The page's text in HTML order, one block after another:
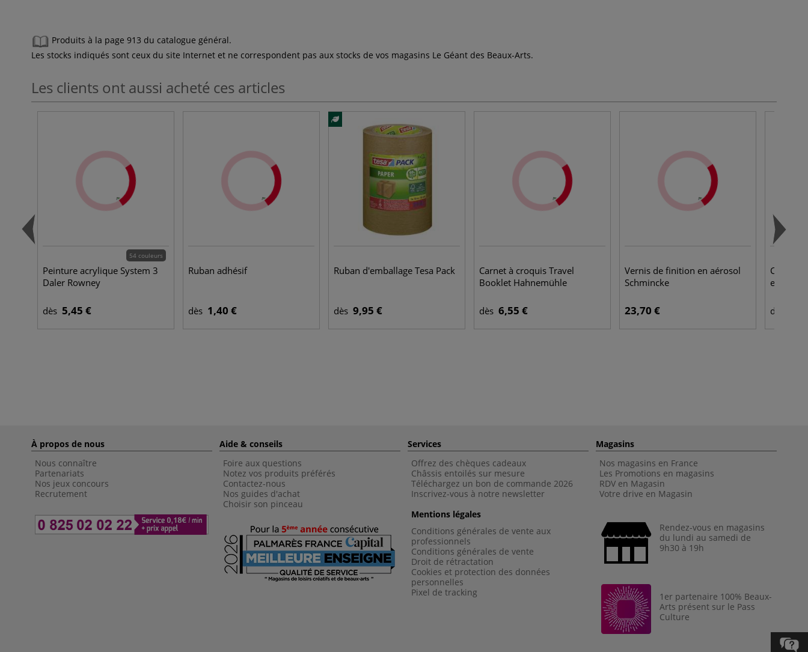
Produits à la page 913 du catalogue général.
Les stocks indiqués sont ceux du site Internet et ne correspondent pas aux stocks de vos magasins Le Géant des Beaux-Arts.
Les clients ont aussi acheté ces articles
54 couleurs
Peinture acrylique System 3
Daler Rowney
dès 5,45 €
Ruban adhésif
dès 1,40 €
Ruban d'emballage Tesa Pack
dès 9,95 €
Carnet à croquis Travel
Booklet Hahnemühle
dès 6,55 €
Vernis de finition en aérosol
Schmincke
23,70 €
Caisse
exotique
dès
À propos de nous
Nous connaître
Partenariats
Nos jeux concours
Recrutement
Aide & conseils
Foire aux questions
Notez vos produits préférés
Contactez-nous
Nos guides d'achat
Choisir son pinceau
Services
Offrez des chèques cadeaux
Châssis entoilés sur mesure
Téléchargez un bon de commande 2026
Inscrivez-vous à notre newsletter
Mentions légales
Conditions générales de vente aux
professionnels
Conditions générales de vente
Droit de rétractation
Cookies et protection des données
personnelles
Pixel de tracking
Magasins
Nos magasins en France
Les Promotions en magasins
RDV en Magasin
Votre drive en Magasin
Rendez-vous en magasins
du lundi au samedi de
9h30 à 19h
1er partenaire 100% Beaux-
Arts présent sur le Pass
Culture